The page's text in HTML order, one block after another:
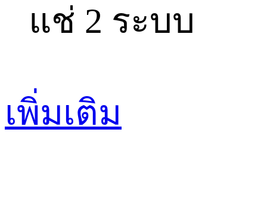
แช่ 2 ระบบ
เพิ่มเติม